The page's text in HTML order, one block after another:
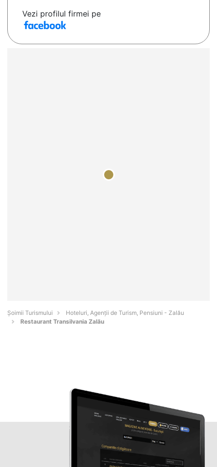
Vezi profilul firmei pe
Șoimii Turismului
Hoteluri, Agenții de Turism, Pensiuni - Zalău
Restaurant Transilvania Zalău